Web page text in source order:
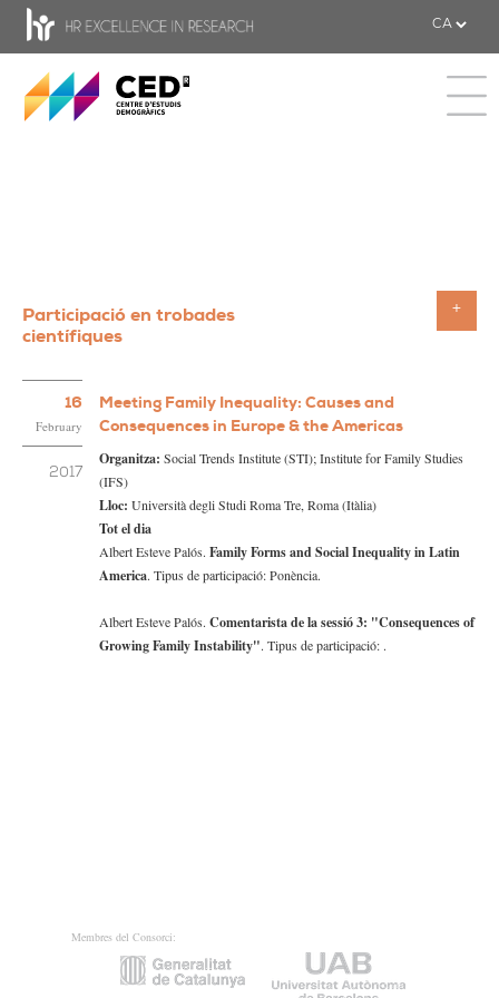
CED - Centre d'estudis Demogràfics
Participació en trobades
científiques
16
February
2017
Meeting Family Inequality: Causes and
Consequences in Europe & the Americas
Organitza: Social Trends Institute (STI); Institute for Family Studies
(IFS)
Lloc: Università degli Studi Roma Tre, Roma (Itàlia)
Tot el dia
Albert Esteve Palós. Family Forms and Social Inequality in Latin
America. Tipus de participació: Ponència.
Albert Esteve Palós. Comentarista de la sessió 3: "Consequences of
Growing Family Instability". Tipus de participació: .
Membres del Consorci: